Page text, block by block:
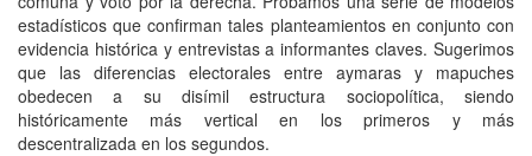
estadísticos que confirman tales planteamientos en conjunto con
evidencia histórica y entrevistas a informantes claves. Sugerimos
que las diferencias electorales entre aymaras y mapuches
obedecen a su disímil estructura sociopolítica, siendo
históricamente más vertical en los primeros y más
descentralizada en los segundos.